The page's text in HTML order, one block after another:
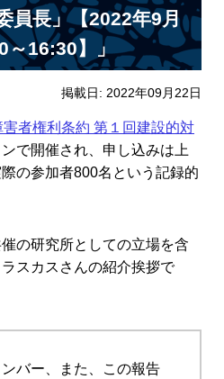
員長」【2022年9月
～16:30】」
掲載日: 2022年09月22日
害者権利条約 第１回建設的対
で開催され、申し込みは上
の参加者800名という記録的
の研究所としての立場を含
スカスさんの紹介挨拶で
バー、また、この報告